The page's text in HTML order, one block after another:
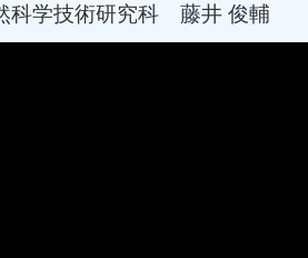
技術研究科 藤井 俊輔